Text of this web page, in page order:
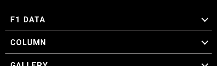
F1 ニュース
F1 DATA
F1 日程
F1 データ
COLUMN
マイ・ワンダフル・サーキット
スクーデリア・一方通行
F1に燃え、ゴルフに泣く日々。
スティングくんの部屋